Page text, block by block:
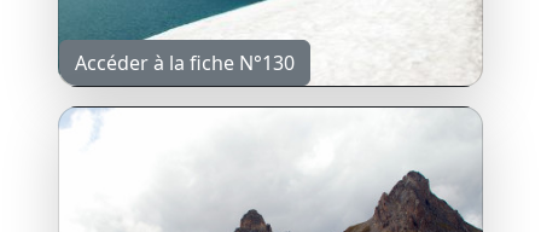
Accéder à la fiche N°130